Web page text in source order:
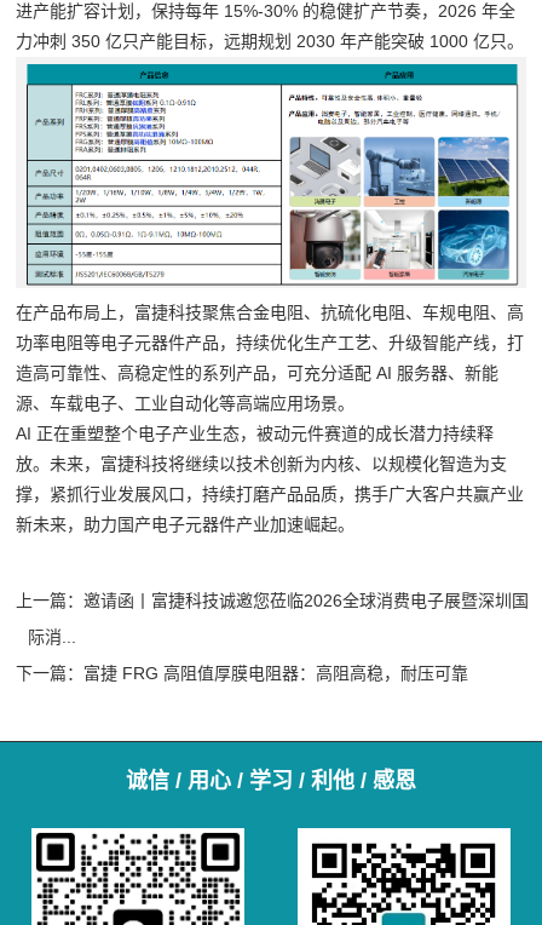
进产能扩容计划，保持每年 15%-30% 的稳健扩产节奏，2026 年全
力冲刺 350 亿只产能目标，远期规划 2030 年产能突破 1000 亿只。
在产品布局上，富捷科技聚焦合金电阻、抗硫化电阻、车规电阻、高
功率电阻等电子元器件产品，持续优化生产工艺、升级智能产线，打
造高可靠性、高稳定性的系列产品，可充分适配 AI 服务器、新能
源、车载电子、工业自动化等高端应用场景。
AI 正在重塑整个电子产业生态，被动元件赛道的成长潜力持续释
放。未来，富捷科技将继续以技术创新为内核、以规模化智造为支
撑，紧抓行业发展风口，持续打磨产品品质，携手广大客户共赢产业
新未来，助力国产电子元器件产业加速崛起。
上一篇：邀请函丨富捷科技诚邀您莅临2026全球消费电子展暨深圳国
际消...
下一篇： 富捷 FRG 高阻值厚膜电阻器：高阻高稳，耐压可靠
诚信 / 用心 / 学习 / 利他 / 感恩